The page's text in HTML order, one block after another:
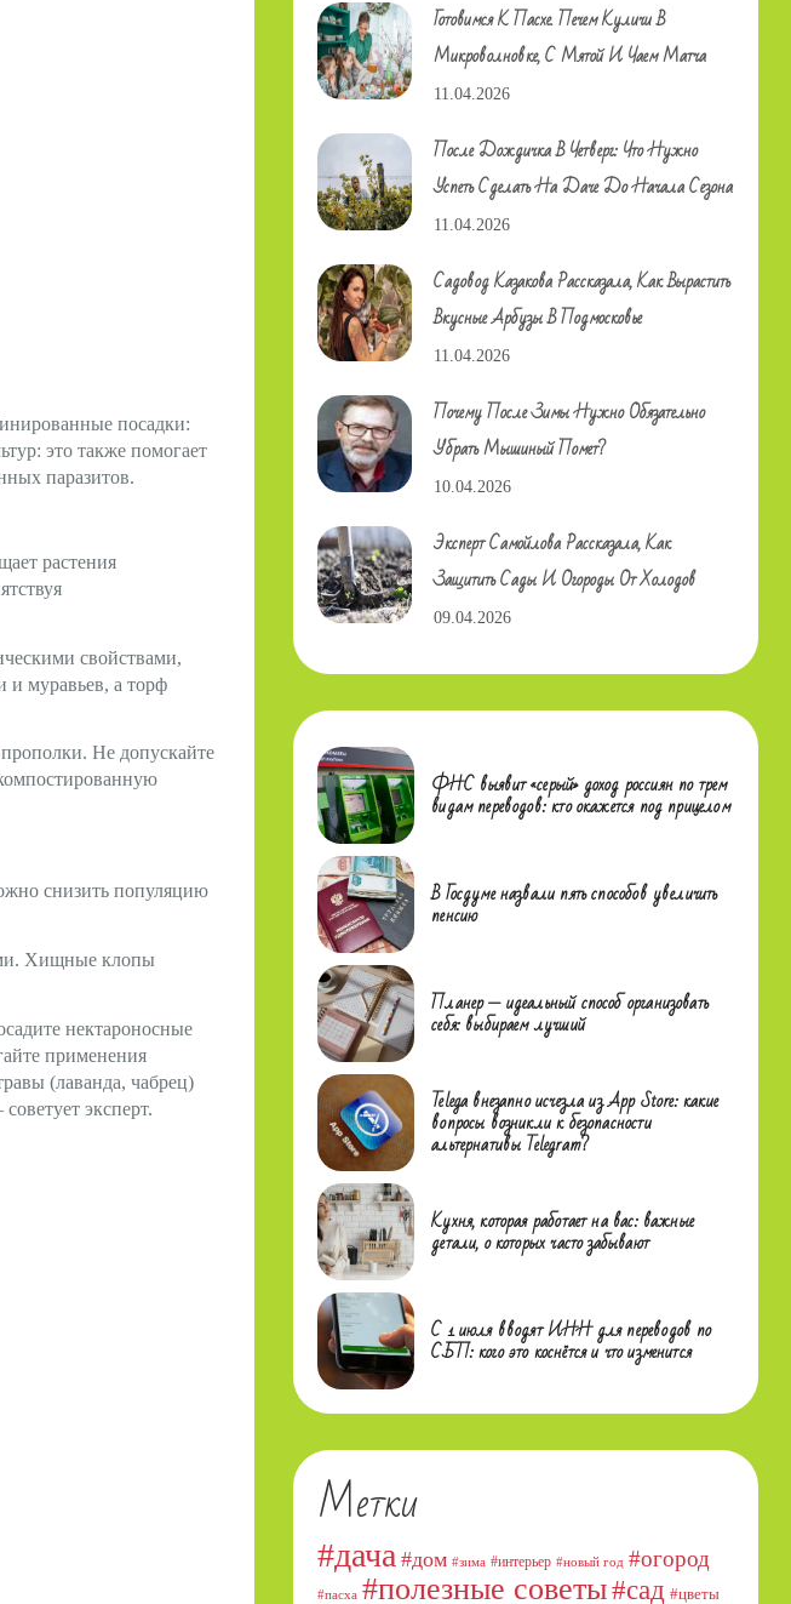
посадки:
это также помогает
паразитов.
растения
свойствами,
и муравьев, а торф
Не допускайте
снизить популяцию
Хищные клопы
нектароносные
применения
(лаванда, чабрец)
эксперт.
Готовимся К Пасхе. Печем Куличи В
Микроволновке, С Мятой И Чаем Матча
11.04.2026
После Дождичка В Четверг: Что Нужно
Успеть Сделать На Даче До Начала Сезона
11.04.2026
Садовод Казакова Рассказала, Как Вырастить
Вкусные Арбузы В Подмосковье
11.04.2026
Почему После Зимы Нужно Обязательно
Убрать Мышиный Помет?
10.04.2026
Эксперт Самойлова Рассказала, Как
Защитить Сады И Огороды От Холодов
09.04.2026
ФНС выявит «серый» доход россиян по трем
видам переводов: кто окажется под прицелом
В Госдуме назвали пять способов увеличить
пенсию
Планер — идеальный способ организовать
себя: выбираем лучший
Telega внезапно исчезла из App Store: какие
вопросы возникли к безопасности
альтернативы Telegram?
Кухня, которая работает на вас: важные
детали, о которых часто забывают
С 1 июля вводят ИНН для переводов по
СБП: кого это коснётся и что изменится
Метки
#дача #дом #зима #интерьер #новый год #огород
#пасха #полезные советы#сад #цветы